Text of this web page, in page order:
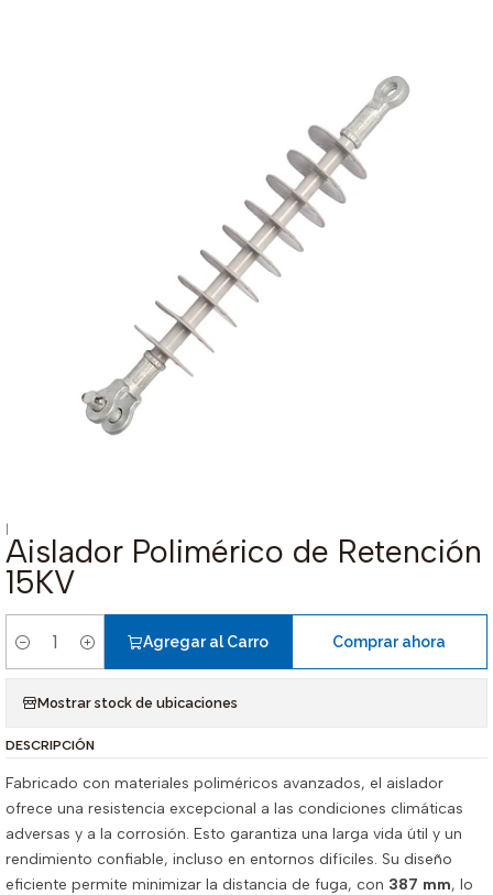
|
Aislador Polimérico de Retención
15KV
Cantidad
Agregar al Carro Comprar ahora
Mostrar stock de ubicaciones
DESCRIPCIÓN
Fabricado con materiales poliméricos avanzados, el aislador
ofrece una resistencia excepcional a las condiciones climáticas
adversas y a la corrosión. Esto garantiza una larga vida útil y un
rendimiento confiable, incluso en entornos difíciles. Su diseño
eficiente permite minimizar la distancia de fuga, con 387 mm, lo